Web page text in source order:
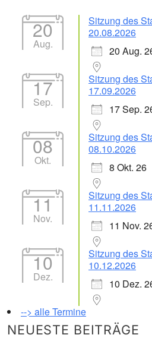
20
Aug.
Sitzung des
20.08.2026
20 Aug.
17
Sep.
Sitzung des
17.09.2026
17 Sep.
08
Okt.
Sitzung des
08.10.2026
8 Okt. 26
11
Nov.
Sitzung des
11.11.2026
11 Nov.
10
Dez.
Sitzung des
10.12.2026
10 Dez.
--> alle Termine
NEUESTE BEITRÄGE